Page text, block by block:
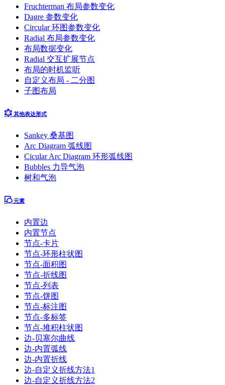
Fruchterman 布局参数变化
Dagre 参数变化
Circular 环图参数变化
Radial 布局参数变化
布局数据变化
Radial 交互扩展节点
布局的时机监听
自定义布局 - 二分图
子图布局
其他表达形式
Sankey 桑基图
Arc Diagram 弧线图
Cicular Arc Diagram 环形弧线图
Bubbles 力导气泡
树和气泡
元素
内置边
内置节点
节点-卡片
节点-环形柱状图
节点-面积图
节点-折线图
节点-列表
节点-饼图
节点-标注图
节点-多标签
节点-堆积柱状图
边-贝塞尔曲线
边-内置弧线
边-内置折线
边-自定义折线方法1
边-自定义折线方法2